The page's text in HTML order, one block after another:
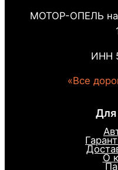
МОТОР-ОПЕЛЬ на
ИНН
«Все
Для
О